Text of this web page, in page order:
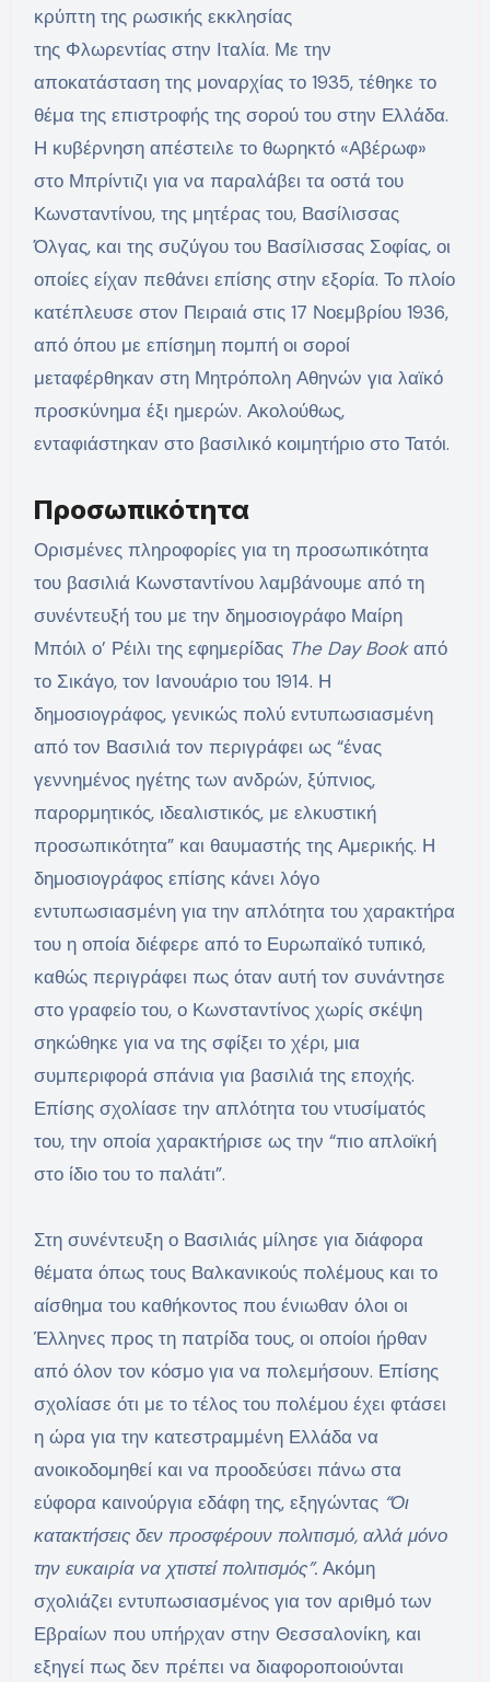
κρύπτη της ρωσικής εκκλησίας
της Φλωρεντίας στην Ιταλία. Με την
αποκατάσταση της μοναρχίας το 1935, τέθηκε το
θέμα της επιστροφής της σορού του στην Ελλάδα.
Η κυβέρνηση απέστειλε το θωρηκτό «Αβέρωφ»
στο Μπρίντιζι για να παραλάβει τα οστά του
Κωνσταντίνου, της μητέρας του, Βασίλισσας
Όλγας, και της συζύγου του Βασίλισσας Σοφίας, οι
οποίες είχαν πεθάνει επίσης στην εξορία. Το πλοίο
κατέπλευσε στον Πειραιά στις 17 Νοεμβρίου 1936,
από όπου με επίσημη πομπή οι σοροί
μεταφέρθηκαν στη Μητρόπολη Αθηνών για λαϊκό
προσκύνημα έξι ημερών. Ακολούθως,
ενταφιάστηκαν στο βασιλικό κοιμητήριο στο Τατόι.
Προσωπικότητα
Ορισμένες πληροφορίες για τη προσωπικότητα
του βασιλιά Κωνσταντίνου λαμβάνουμε από τη
συνέντευξή του με την δημοσιογράφο Μαίρη
Μπόιλ ο’ Ρέιλι της εφημερίδας The Day Bookαπό
το Σικάγο, τον Ιανουάριο του 1914. Η
δημοσιογράφος, γενικώς πολύ εντυπωσιασμένη
από τον Βασιλιά τον περιγράφει ως “ένας
γεννημένος ηγέτης των ανδρών, ξύπνιος,
παρορμητικός, ιδεαλιστικός, με ελκυστική
προσωπικότητα” και θαυμαστής της Αμερικής. Η
δημοσιογράφος επίσης κάνει λόγο
εντυπωσιασμένη για την απλότητα του χαρακτήρα
του η οποία διέφερε από το Ευρωπαϊκό τυπικό,
καθώς περιγράφει πως όταν αυτή τον συνάντησε
στο γραφείο του, ο Κωνσταντίνος χωρίς σκέψη
σηκώθηκε για να της σφίξει το χέρι, μια
συμπεριφορά σπάνια για βασιλιά της εποχής.
Επίσης σχολίασε την απλότητα του ντυσίματός
του, την οποία χαρακτήρισε ως την “πιο απλοϊκή
στο ίδιο του το παλάτι”.
Στη συνέντευξη ο Βασιλιάς μίλησε για διάφορα
θέματα όπως τους Βαλκανικούς πολέμους και το
αίσθημα του καθήκοντος που ένιωθαν όλοι οι
Έλληνες προς τη πατρίδα τους, οι οποίοι ήρθαν
από όλον τον κόσμο για να πολεμήσουν. Επίσης
σχολίασε ότι με το τέλος του πολέμου έχει φτάσει
η ώρα για την κατεστραμμένη Ελλάδα να
ανοικοδομηθεί και να προοδεύσει πάνω στα
εύφορα καινούργια εδάφη της, εξηγώντας “Οι
κατακτήσεις δεν προσφέρουν πολιτισμό, αλλά μόνο
την ευκαιρία να χτιστεί πολιτισμός”.Ακόμη
σχολιάζει εντυπωσιασμένος για τον αριθμό των
Εβραίων που υπήρχαν στην Θεσσαλονίκη, και
εξηγεί πως δεν πρέπει να διαφοροποιούνται